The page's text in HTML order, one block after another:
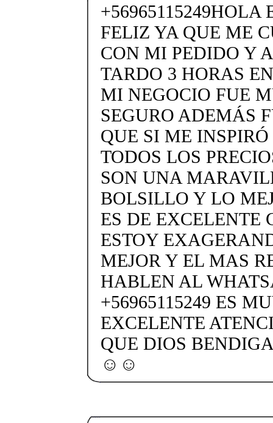
+56965115249HOLA
FELIZ YA QUE ME
CON MI PEDIDO Y
TARDO 3 HORAS
MI NEGOCIO FUE
SEGURO ADEMÁS
QUE SI ME
TODOS LOS
SON UNA
BOLSILLO Y LO
ES DE EXCELENTE
ESTOY
MEJOR Y EL MAS
HABLEN AL
+56965115249 ES
EXCELENTE
QUE DIOS
☺️☺️